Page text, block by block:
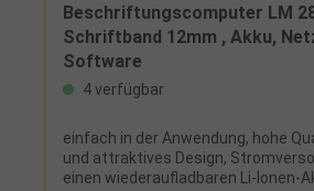
Beschriftungscomputer LM
Schriftband 12mm , Akku,
Software
4 verfügbar
einfach in der Anwendung, hohe
und attraktives Design,
einen wiederaufladbaren Li-Ionen-